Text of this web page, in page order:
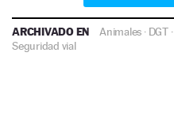
ARCHIVADO EN Animales · DGT·
Seguridad vial